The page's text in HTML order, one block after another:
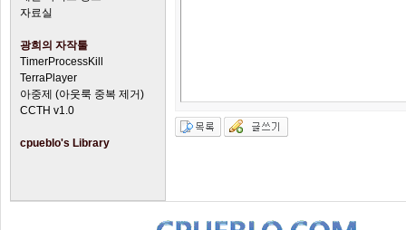
자료실
광희의 자작툴
TimerProcessKill
TerraPlayer
아중제 (아웃룩 중복 제거)
CCTH v1.0
cpueblo's Library